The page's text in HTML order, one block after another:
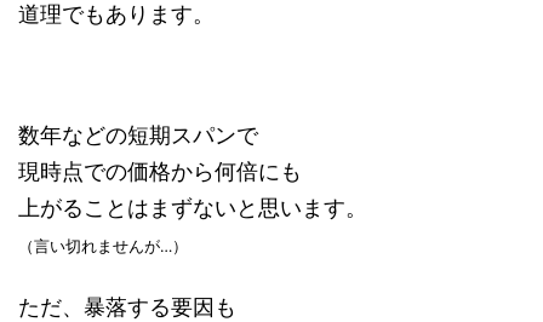
道理でもあります。
数年などの短期スパンで
現時点での価格から何倍にも
上がることはまずないと思います。
（言い切れませんが…）
ただ、暴落する要因も